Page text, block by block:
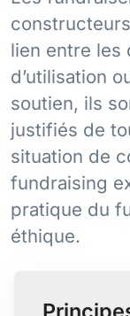
lien entre les
d’utilisation
soutien, ils
justifiés de
situation de
fundraising
pratique du
éthique.